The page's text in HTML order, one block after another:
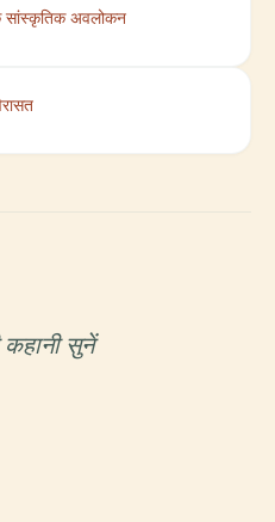
सांस्कृतिक अवलोकन
कहानी सुनें